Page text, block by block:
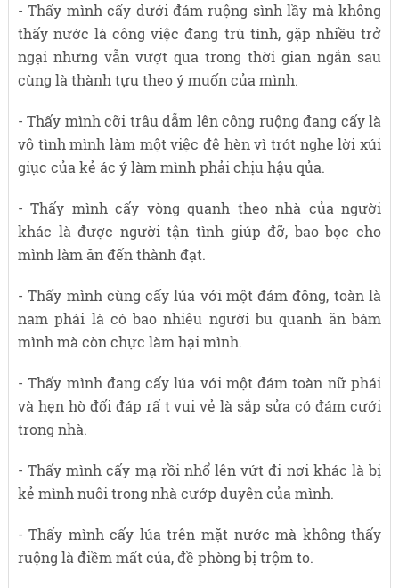
- Thấy mình cấy dưới đám ruộng sình lầy mà không
thấy nước là công việc đang trù tính, gặp nhiều trở
ngại nhưng vẫn vượt qua trong thời gian ngắn sau
cùng là thành tựu theo ý muốn của mình.
- Thấy mình cỡi trâu dẫm lên công ruộng đang cấy là
vô tình mình làm một việc đê hèn vì trót nghe lời xúi
giục của kẻ ác ý làm mình phải chịu hậu qủa.
- Thấy mình cấy vòng quanh theo nhà của người
khác là được người tận tình giúp đỡ, bao bọc cho
mình làm ăn đến thành đạt.
- Thấy mình cùng cấy lúa với một đám đông, toàn là
nam phái là có bao nhiêu người bu quanh ăn bám
mình mà còn chực làm hại mình.
- Thấy mình đang cấy lúa với một đám toàn nữ phái
và hẹn hò đối đáp rấ t vui vẻ là sắp sửa có đám cưới
trong nhà.
- Thấy mình cấy mạ rồi nhổ lên vứt đi nơi khác là bị
kẻ mình nuôi trong nhà cướp duyên của mình.
- Thấy mình cấy lúa trên mặt nước mà không thấy
ruộng là điềm mất của, đề phòng bị trộm to.